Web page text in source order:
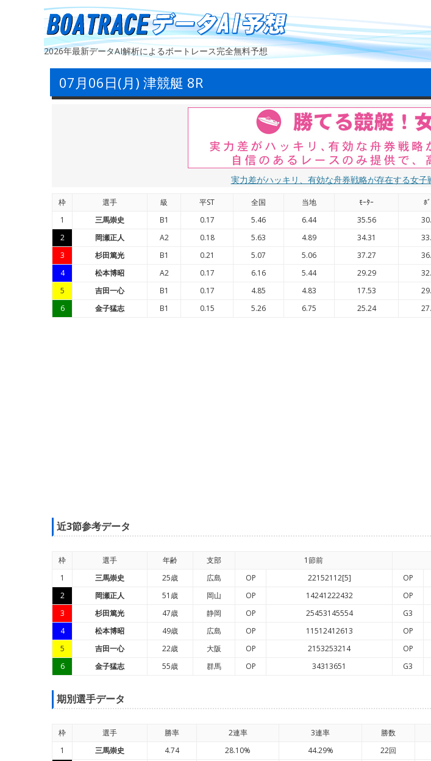
2026年最新データAI解析によるボートレース完全無料予想
07月06日(月) 津競艇 8R
実力差がハッキリ、有効な舟券戦略が存在する女
枠 選手 級 平ST 全国 当地 ﾓｰﾀｰ ﾎ
1
三馬崇史 B1 0.17 5.46 6.44 35.56
2
岡瀬正人 A2 0.18 5.63 4.89 34.31
3
杉田篤光 B1 0.21 5.07 5.06 37.27
4
松本博昭 A2 0.17 6.16 5.44 29.29
5
吉田一心 B1 0.17 4.85 4.83 17.53
6
金子猛志 B1 0.15 5.26 6.75 25.24
近3節参考データ
枠 選手 年齢 支部 1節前
1
三馬崇史 25歳 広島 OP 22152112[5] OP
2
岡瀬正人 51歳 岡山 OP 14241222432 OP
3
杉田篤光 47歳 静岡 OP 25453145554 G3
4
松本博昭 49歳 広島 OP 11512412613 OP
5
吉田一心 22歳 大阪 OP 2153253214 OP
6
金子猛志 55歳 群馬 OP 34313651 G3
期別選手データ
枠 選手 勝率 2連率 3連率 勝数
1
三馬崇史 4.74 28.10% 44.29% 22回